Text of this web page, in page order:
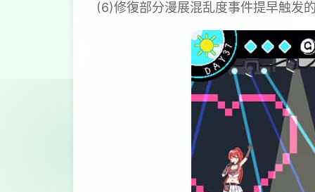
(6)修復部分漫展混乱度事件提早触发